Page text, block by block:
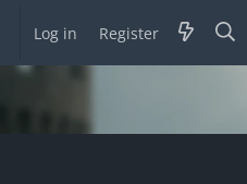
Log in Register